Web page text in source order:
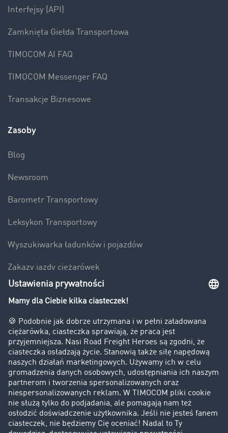
Interfejsy (API)
Zamknięta Giełda Transportowa
TIMOCOM AI FAQ
TIMOCOM Messenger FAQ
Transakcje Biznesowe
Zasoby
Blog
Newsroom
Barometr Transportowy
Leksykon Transportowy
Wyszukiwarka ładunków i pojazdów
Zakazy jazdy ciężarówek
Bezpieczeństwo
Firma
Historie sukcesu
Klienci pozyskują nowych klientów
Informacje prawne
Impressum